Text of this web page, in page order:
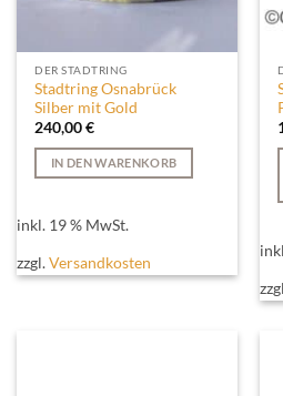
DER STADTRING
Stadtring Osnabrück
Silber mit Gold
240,00€
IN DEN WARENKORB
inkl. 19 % MwSt.
zzgl.Versandkosten